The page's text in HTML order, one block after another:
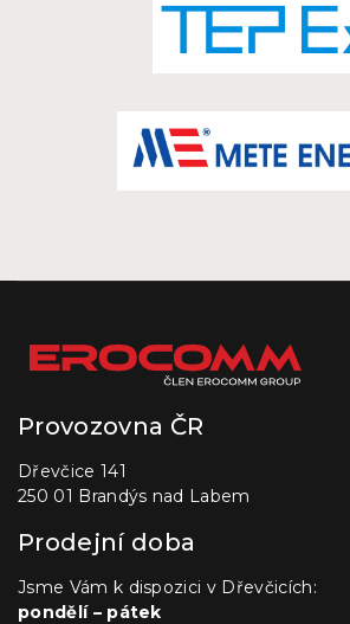
Provozovna ČR
Dřevčice 141
250 01 Brandýs nad Labem
Prodejní doba
Jsme Vám k dispozici v Dřevčicích:
pondělí – pátek